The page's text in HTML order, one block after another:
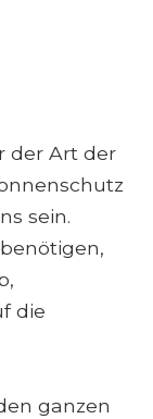
der Art der
sein.
die
ganzen